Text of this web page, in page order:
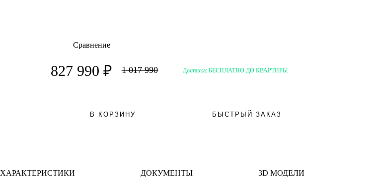
Сравнение
827 990 ₽ 1 017 990 Доставка: БЕСПЛАТНО ДО КВАРТИРЫ
В КОРЗИНУ БЫСТРЫЙ ЗАКАЗ
ХАРАКТЕРИСТИКИ ДОКУМЕНТЫ 3D МОДЕЛИ